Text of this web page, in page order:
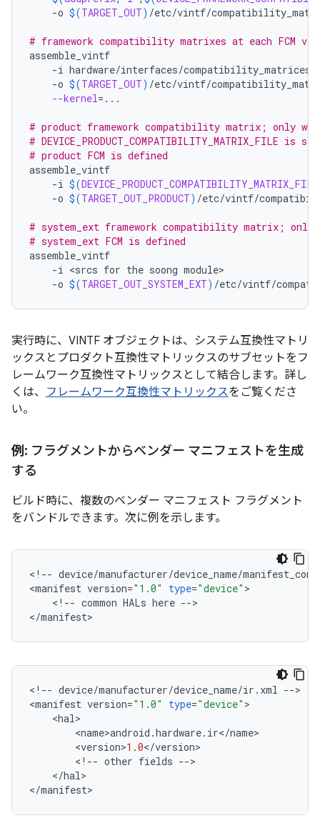
-o $(TARGET_OUT) /etc/vintf/
# framework compatibility matrixes at each FCM
assemble_vintf
-i hardware/interfaces/
-o $(TARGET_OUT) /etc/vintf/
--kernel= ...
# product framework compatibility matrix; only
# DEVICE_PRODUCT_COMPATIBILITY_MATRIX_FILE
# product FCM is defined
assemble_vintf
-i $(DEVICE_PRODUCT_COMPATIBILITY_MATRIX_FILE
-o $(TARGET_OUT_PRODUCT) /etc/vintf/
# system_ext framework compatibility matrix; only
# system_ext FCM is defined
assemble_vintf
-i <srcs for the soong module>
-o $(TARGET_OUT_SYSTEM_EXT) /etc/vintf/
実行時に、VINTF オブジェクトは、システム互換性マトリ
ックスとプロダクト互換性マトリックスのサブセットをフ
レームワーク互換性マトリックスとして結合します。詳し
くは、 フレームワーク互換性マトリックスをご覧くださ
い。
例: フラグメントからベンダー マニフェストを生成
する
ビルド時に、複数のベンダー マニフェスト フラグメント
をバンドルできます。次に例を示します。
< ! -- device/manufacturer/device_name/
<manifest version="1.0" type="device" >
< ! -- common HALs here -->
</manifest>
< ! -- device/manufacturer/device_name/ir . xml -->
<manifest version="1.0" type="device" >
<hal>
<name>android .hardware. ir</name>
<version>1.0</version>
< ! -- other fields -->
</hal>
</manifest>